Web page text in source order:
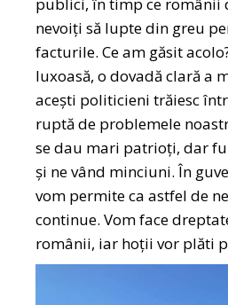
nevoiți să lupte din greu
facturile. Ce am găsit
luxoasă, o dovadă clară a
acești politicieni trăiesc
ruptă de problemele
se dau mari patrioți, dar
și ne vând minciuni. În
vom permite ca astfel de
continue. Vom face
românii, iar hoții vor plăti